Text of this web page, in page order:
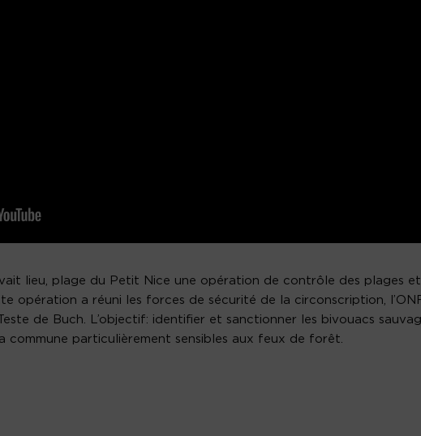
lieu, plage du Petit Nice une opération de contrôle des plages et
opération a réuni les forces de sécurité de la circonscription,
de Buch. L’objectif: identifier et sanctionner les bivouacs
commune particulièrement sensibles aux feux de forêt.